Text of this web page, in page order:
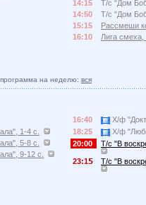
14:15
Т/с "Дом
14:50
Т/с "Дом
15:15
Рассмеши
16:10
Лига смеха,
программа на неделю: вся
1-4 с.
5-8 с.
9-12 с.
16:40
Х/ф
18:25
Х/ф
20:00
Т/с "В
23:1 Т/с "В